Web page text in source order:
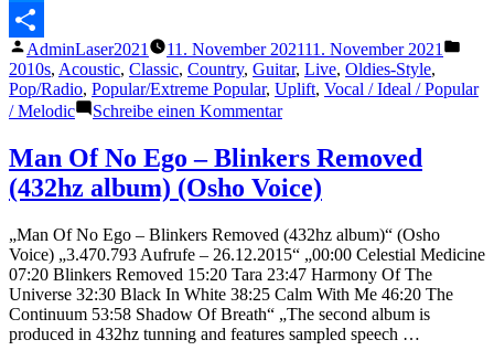
Messenger
Teilen
Veröffentlicht
von
AdminLaser2021 11. November 202111. November 2021
2010s, Acoustic, Classic, Country, Guitar, Live, Oldies-Style,
Pop/Radio, Popular/Extreme Popular, Uplift, Vocal / Ideal / Popular
/ Melodic
Schreibe einen Kommentarzu
–
Cover
Version
Adele
–
If
it
hadn’t
been
for
Man Of No Ego – Blinkers Removed
(432hz album) (Osho Voice)
„Man Of No Ego – Blinkers Removed (432hz album)“ (Osho
Voice) „3.470.793 Aufrufe – 26.12.2015“ „00:00 Celestial Medicine
07:20 Blinkers Removed 15:20 Tara 23:47 Harmony Of The
Universe 32:30 Black In White 38:25 Calm With Me 46:20 The
Continuum 53:58 Shadow Of Breath“ „The second album is
produced in 432hz tunning and features sampled speech …